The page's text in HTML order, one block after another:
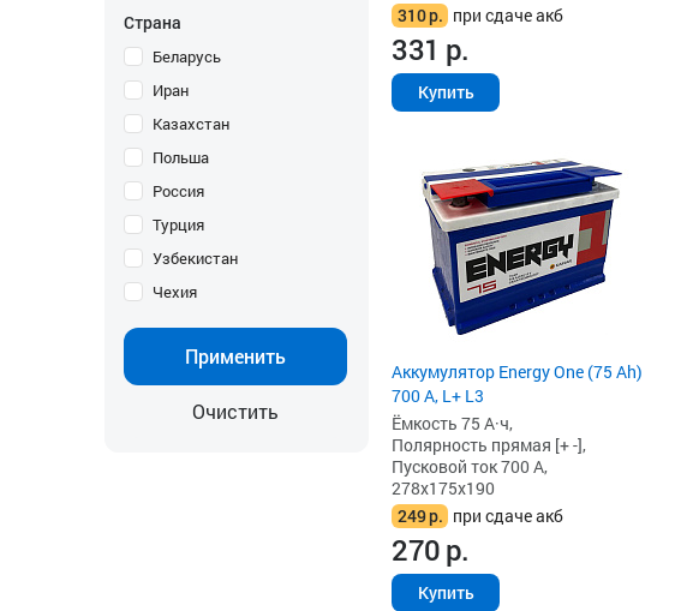
Страна
Беларусь
Иран
Казахстан
Польша
Россия
Турция
Узбекистан
Чехия
Применить
Очистить
310р. при сдаче акб
331 р.
Купить
Аккумулятор Energy One (75 Ah)
700 А, L+ L3
Ёмкость 75 А·ч,
Полярность прямая [+ -],
Пусковой ток 700 А,
278x175x190
249р. при сдаче акб
270р.
Купить